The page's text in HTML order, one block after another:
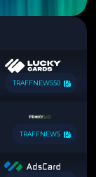
TRAFFNEWS50
TRAFFNEWS